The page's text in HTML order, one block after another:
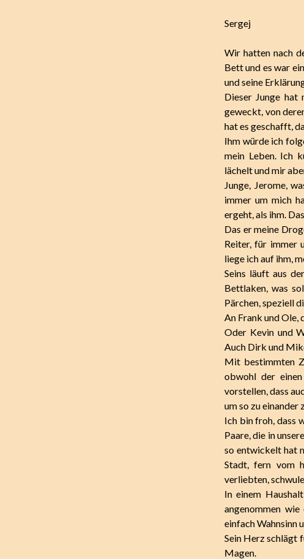
Sergej
Wir hatten nach
Bett und es war
und seine
Dieser Junge hat
geweckt, von
hat es geschafft,
Ihm würde ich
mein Leben. Ich
lächelt und mir
Junge, Jerome,
immer um mich
ergeht, als ihm.
Das er meine
Reiter, für immer
liege ich auf ihm,
Seins läuft aus
Bettlaken, was
Pärchen, speziell
An Frank und Ole,
Oder Kevin und
Auch Dirk und
Mit bestimmten
obwohl der
vorstellen, dass
um so zu einander
Ich bin froh, dass
Paare, die in
so entwickelt hat
Stadt, fern vom
verliebten,
In einem
angenommen
einfach Wahnsinn
Sein Herz schlägt
Magen.